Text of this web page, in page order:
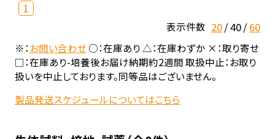
1
表示件数 20 40 60
※：お問い合わせ○：在庫あり △：在庫わずか ×：取り寄せ
□：在庫あり-培養後お届け納期約2週間 取扱中止：お取り
扱いを中止しております。同等品はございません。
製品発送スケジュールについてはこちら